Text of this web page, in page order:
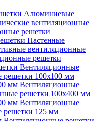
Алюминиевые
вентиляционные
решетки
Настенные
вентиляционные
решетки
Вентиляционные
решетки 100х100 мм
мм Вентиляционные
решетки 100х400 мм
мм Вентиляционные
решетки 125 мм